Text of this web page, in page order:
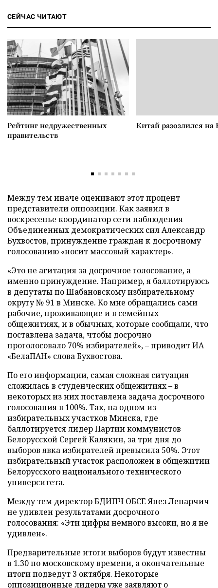
СЕЙЧАС ЧИТАЮТ
Рейтинг недружественных
правительств
Китай разозлился на
Между тем иначе оценивают этот процент
представители оппозиции. Как заявил в
воскресенье координатор сети наблюдения
Объединенных демократических сил Александр
Бухвостов, принуждение граждан к досрочному
голосованию «носит массовый характер».
«Это не агитация за досрочное голосование, а
именно принуждение. Например, я баллотируюсь
в депутаты по Шабановскому избирательному
округу № 91 в Минске. Ко мне обращались сами
рабочие, проживающие и в семейных
общежитиях, и в обычных, которые сообщали, что
поставлена задача, чтобы досрочно
проголосовало 70% избирателей», – приводит ИА
«БелаПАН» слова Бухвостова.
По его информации, самая сложная ситуация
сложилась в студенческих общежитиях – в
некоторых из них поставлена задача досрочного
голосования в 100%. Так, на одном из
избирательных участков Минска, где
баллотируется лидер Партии коммунистов
Белорусской Сергей Калякин, за три дня до
выборов явка избирателей превысила 50%. Этот
избирательный участок расположен в общежитии
Белорусского национального технического
университета.
Между тем директор БДИПЧ ОБСЕ Янез Ленарчич
не удивлен результатами досрочного
голосования: «Эти цифры немного высоки, но я не
удивлен».
Предварительные итоги выборов будут известны
в 1.30 по московскому времени, а окончательные
итоги подведут 3 октября. Некоторые
оппозиционные лидеры уже заявляют о